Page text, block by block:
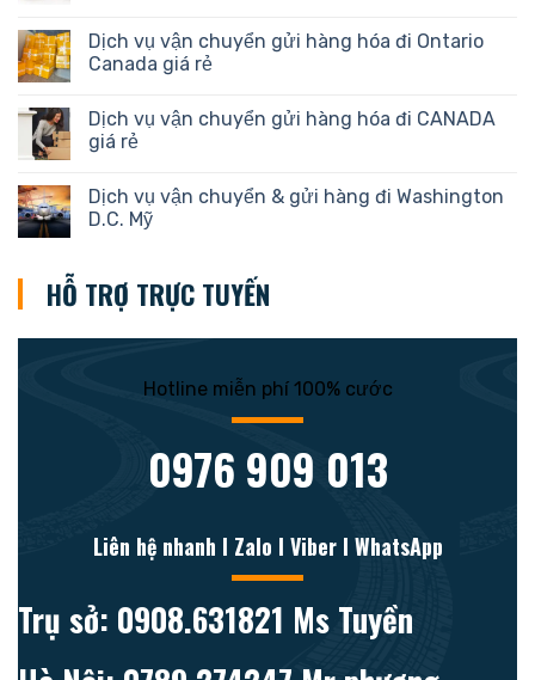
Dịch vụ vận chuyển gửi hàng hóa đi Ontario
Canada giá rẻ
Dịch vụ vận chuyển gửi hàng hóa đi CANADA
giá rẻ
Dịch vụ vận chuyển & gửi hàng đi Washington
D.C. Mỹ
HỖ TRỢ TRỰC TUYẾN
Hotline miễn phí 100% cước
0976 909 013
Liên hệ nhanh l Zalo l Viber l WhatsApp
Trụ sở: 0908.631821 Ms Tuyền